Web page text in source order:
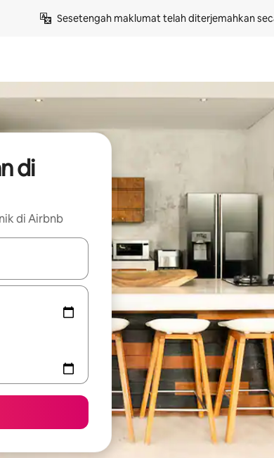
Sesetengah maklumat telah diterjemahkan
di
di Airbnb
kekunci anak panah atas dan bawah atau teroka